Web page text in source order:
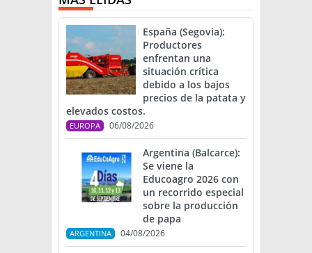
España (Segovia):
Productores
enfrentan una
situación crítica
debido a los bajos
precios de la patata y
elevados costos.
EUROPA 06/08/2026
Argentina (Balcarce):
Se viene la
Educoagro 2026 con
un recorrido especial
sobre la producción
de papa
ARGENTINA 04/08/2026